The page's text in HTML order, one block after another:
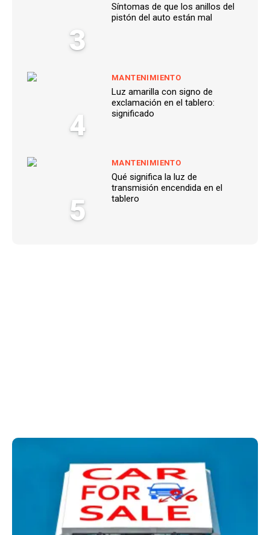
3
Síntomas de que los anillos del
pistón del auto están mal
4
MANTENIMIENTO
Luz amarilla con signo de
exclamación en el tablero:
significado
5
MANTENIMIENTO
Qué significa la luz de
transmisión encendida en el
tablero